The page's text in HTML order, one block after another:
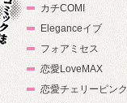
カチCOMI
Eleganceイブ
フォアミセス
恋愛LoveMAX
恋愛チェリーピンク